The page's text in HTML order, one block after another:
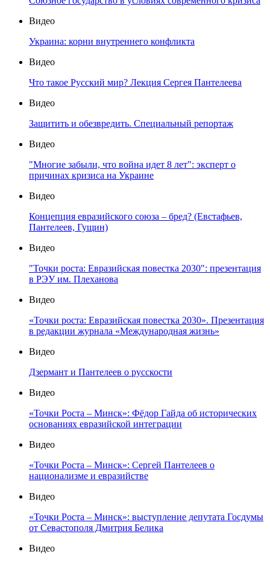
Видео
Украина: корни внутреннего конфликта
Видео
Что такое Русский мир? Лекция Сергея Пантелеева
Видео
Защитить и обезвредить. Специальный репортаж
Видео
"Многие забыли, что война идет 8 лет": эксперт о
причинах кризиса на Украине
Видео
Концепция евразийского союза – бред? (Евстафьев,
Пантелеев, Гущин)
Видео
"Точки роста: Евразийская повестка 2030": презентация
в РЭУ им. Плеханова
Видео
«Точки роста: Евразийская повестка 2030». Презентация
в редакции журнала «Международная жизнь»
Видео
Дзермант и Пантелеев о русскости
Видео
«Точки Роста – Минск»: Фёдор Гайда об исторических
основаниях евразийской интеграции
Видео
«Точки Роста – Минск»: Сергей Пантелеев о
национализме и евразийстве
Видео
«Точки Роста – Минск»: выступление депутата Госдумы
от Севастополя Дмитрия Белика
Видео